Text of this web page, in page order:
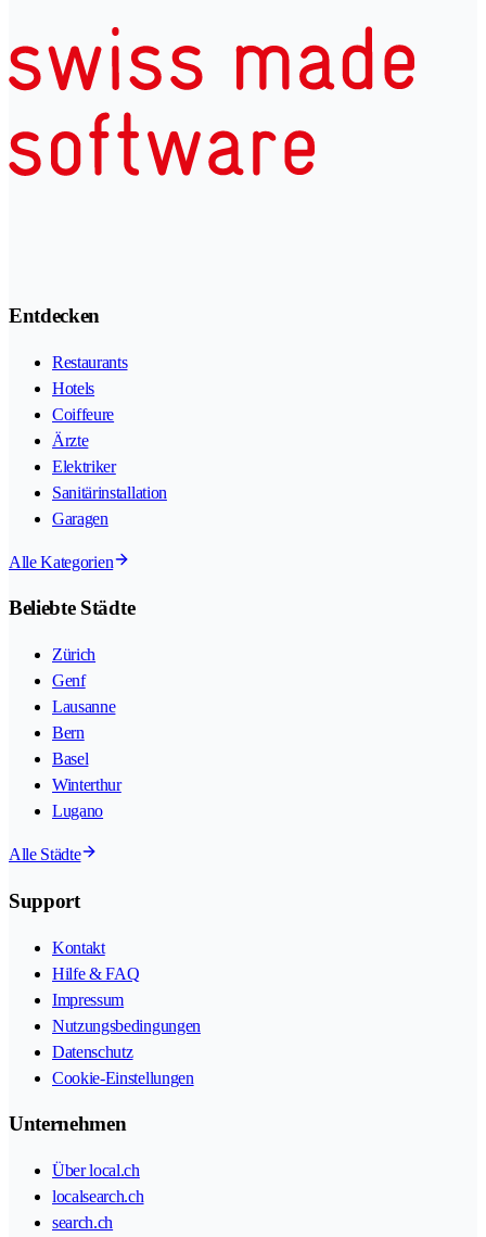
Entdecken
Restaurants
Hotels
Coiffeure
Ärzte
Elektriker
Sanitärinstallation
Garagen
Alle Kategorien
Beliebte Städte
Zürich
Genf
Lausanne
Bern
Basel
Winterthur
Lugano
Alle Städte
Support
Kontakt
Hilfe & FAQ
Impressum
Nutzungsbedingungen
Datenschutz
Cookie-Einstellungen
Unternehmen
Über local.ch
localsearch.ch
search.ch